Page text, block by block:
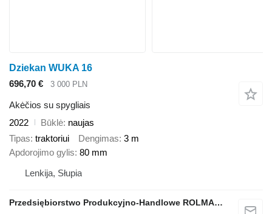
Dziekan WUKA 16
696,70 €
3 000 PLN
Akėčios su spygliais
2022
Būklė naujas
Tipas traktoriui Dengimas 3 m
Apdorojimo gylis 80 mm
Lenkija, Słupia
Przedsiębiorstwo Produkcyjno-Handlowe ROLMAPOL Marcin Dziekan